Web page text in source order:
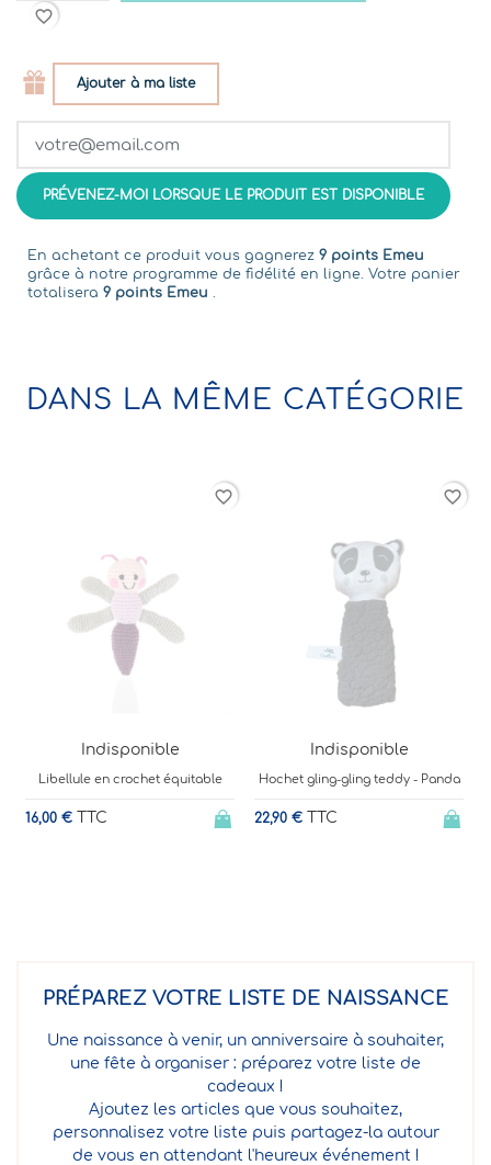
favorite_border
Ajouter à ma liste
PRÉVENEZ-MOI LORSQUE LE PRODUIT EST DISPONIBLE
En achetant ce produit vous gagnerez 9 points Emeu
grâce à notre programme de fidélité en ligne. Votre panier
totalisera 9 points Emeu .
DANS LA MÊME CATÉGORIE
Indisponible
Libellule en crochet équitable
16,00 € TTC
favorite_border
Indisponible
Hochet gling-gling teddy - Panda
22,90 € TTC
favorite_border
PRÉPAREZ VOTRE LISTE DE NAISSANCE
Une naissance à venir, un anniversaire à souhaiter,
une fête à organiser : préparez votre liste de
cadeaux !
Ajoutez les articles que vous souhaitez,
personnalisez votre liste puis partagez-la autour
de vous en attendant l'heureux événement !